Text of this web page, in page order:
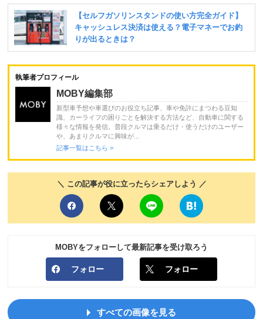
執筆者プロフィール
MOBY編集部
新型車予想や車選びのお役立ち記事、車や免許にまつわる豆知
識、カーライフの困りごとを解決する方法など、自動車に関する
様々な情報を発信。普段クルマは乗るだけ・使うだけのユーザー
や、あまりクルマに興味が...
記事一覧はこちら >
＼ この記事が役に立ったらシェアしよう ／
MOBYをフォローして最新記事を受け取ろう
フォロー フォロー
すべての画像を見る